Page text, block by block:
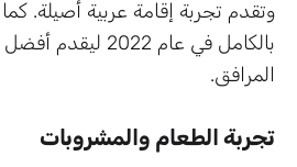
وتقدم تجربة إقامة عربية أصيلة.
بالكامل في عام
المرافق.
تجربة الطعام والمشروبات